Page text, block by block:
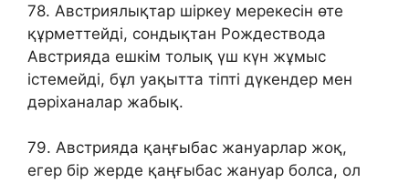
78. Австриялықтар шіркеу мерекесін өте
құрметтейді, сондықтан Рождествода
Австрияда ешкім толық үш күн жұмыс
істемейді, бұл уақытта тіпті дүкендер мен
дәріханалар жабық.
79. Австрияда қаңғыбас жануарлар жоқ,
егер бір жерде қаңғыбас жануар болса, ол